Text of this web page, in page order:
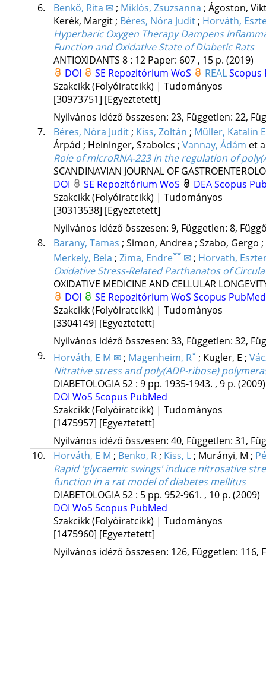
6.
Benkő, Rita ✉ ; Miklós, Zsuzsanna ; Ágoston,
Kerék, Margit ; Béres, Nóra Judit ; Horváth,
Hyperbaric Oxygen Therapy Dampens
Function and Oxidative State of Diabetic Rats
ANTIOXIDANTS 8: 12 Paper: 607 , 15 p. (2019)
DOI
SE Repozitórium WoS REALScopus
Szakcikk (Folyóiratcikk) | Tudományos
[30973751] [Egyeztetett]
Nyilvános idéző összesen: 23, Független: 22,
7.
Béres, Nóra Judit ; Kiss, Zoltán ; Müller, Katalin E
Árpád ; Heininger, Szabolcs ; Vannay, Ádám et
Role of microRNA-223 in the regulation of
SCANDINAVIAN JOURNAL OF
DOI
SE Repozitórium WoS DEAScopus
Szakcikk (Folyóiratcikk) | Tudományos
[30313538] [Egyeztetett]
Nyilvános idéző összesen: 9, Független: 8,
8.
Barany, Tamas ; Simon, Andrea ; Szabo, Gergo ;
Merkely, Bela ; Zima, Endre**✉ ; Horvath,
Oxidative Stress-Related Parthanatos of
OXIDATIVE MEDICINE AND CELLULAR
DOI
SE Repozitórium WoS Scopus PubMed
Szakcikk (Folyóiratcikk) | Tudományos
[3304149] [Egyeztetett]
Nyilvános idéző összesen: 33, Független: 32,
9.
Horváth, E M ✉; Magenheim, R* ; Kugler, E ;
Nitrative stress and poly(ADP-ribose)
DIABETOLOGIA 52: 9 pp. 1935-1943. , 9 p. (2009)
DOI WoS Scopus PubMed
Szakcikk (Folyóiratcikk) | Tudományos
[1475957] [Egyeztetett]
Nyilvános idéző összesen: 40, Független: 31,
10.
Horváth, E M ; Benko, R; Kiss, L; Murányi, M ;
Rapid 'glycaemic swings' induce nitrosative
function in a rat model of diabetes mellitus
DIABETOLOGIA 52: 5 pp. 952-961. , 10 p. (2009)
DOI WoS Scopus PubMed
Szakcikk (Folyóiratcikk) | Tudományos
[1475960] [Egyeztetett]
Nyilvános idéző összesen: 126, Független: 116,